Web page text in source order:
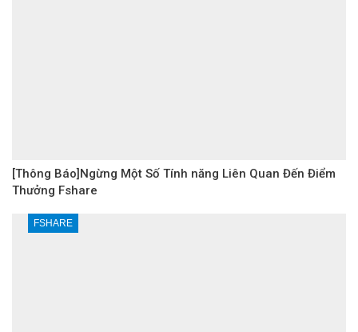
[Thông Báo]Ngừng Một Số Tính năng Liên Quan Đến Điểm
Thưởng Fshare
FSHARE